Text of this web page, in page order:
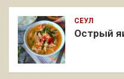
СЕУЛ
Острый